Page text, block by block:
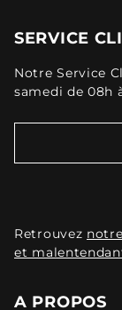
SERVICE
Notre Service
samedi de 08h
Retrouvez
et
A PROPOS